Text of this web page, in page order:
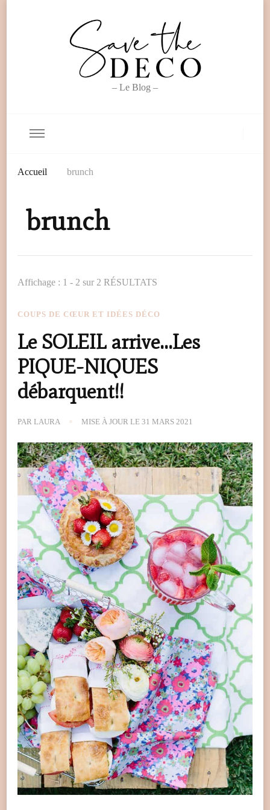
– Le Blog –
Accueil brunch
brunch
Affichage : 1 - 2 sur 2 RÉSULTATS
COUPS DE CŒUR ET IDÉES DÉCO
Le SOLEIL arrive…Les
PIQUE-NIQUES
débarquent!!
PAR LAURA MISE À JOUR LE 31 MARS 2021